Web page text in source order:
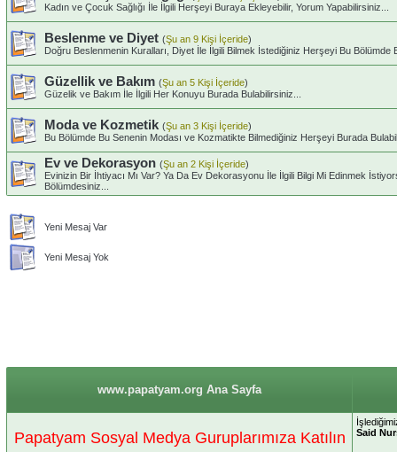
Kadın ve Çocuk Sağlığı İle İlgili Herşeyi Buraya Ekleyebilir, Yorum Yapabilirsiniz...
Beslenme ve Diyet (Şu an 9 Kişi İçeride)
Doğru Beslenmenin Kuralları, Diyet İle İlgili Bilmek İstediğiniz Herşeyi Bu Bölümde
Güzellik ve Bakım (Şu an 5 Kişi İçeride)
Güzelik ve Bakım İle İlgili Her Konuyu Burada Bulabilirsiniz...
Moda ve Kozmetik (Şu an 3 Kişi İçeride)
Bu Bölümde Bu Senenin Modası ve Kozmatikte Bilmediğiniz Herşeyi Burada
Ev ve Dekorasyon (Şu an 2 Kişi İçeride)
Evinizin Bir İhtiyacı Mı Var? Ya Da Ev Dekorasyonu İle İlgili Bilgi Mi Edinmek
Bölümdesiniz...
Yeni Mesaj Var
Yeni Mesaj Yok
www.papatyam.org Ana Sayfa
Papatyam Sosyal Medya Guruplarımıza Katılın
Said